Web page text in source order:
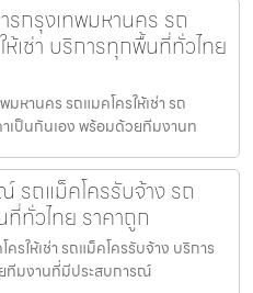
รกรุงเทพมหานคร รถ
ห้เช่า บริการทุกพื้นที่ทั่วไทย
มหานคร รถแมคโครให้เช่า รถ
าเป็นกันเอง พร้อมด้วยทีมงานท
รถแม็คโครรับจ้าง รถ
ที่ทั่วไทย ราคาถูก
รให้เช่า รถแม็คโครรับจ้าง บริการ
ทีมงานที่มีประสบการณ์